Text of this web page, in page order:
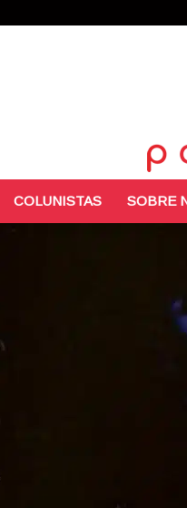
COLUNISTAS SOBRE